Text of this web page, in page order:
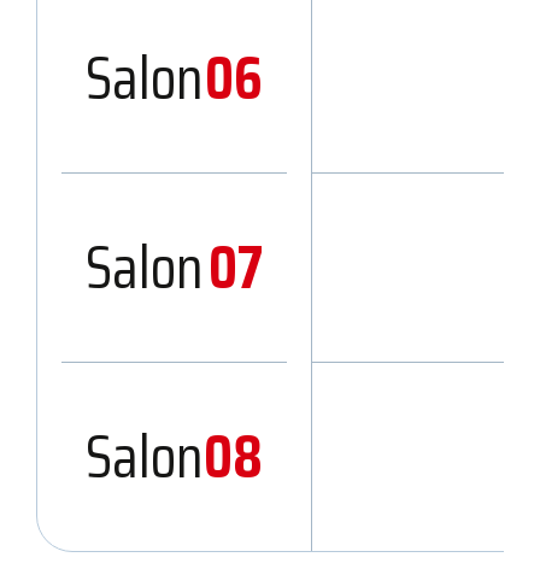
Salon06
Salon07
Salon08